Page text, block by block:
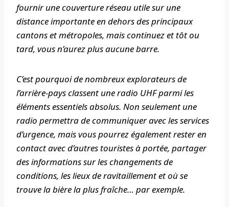
fournir une couverture réseau utile sur une
distance importante en dehors des principaux
cantons et métropoles, mais continuez et tôt ou
tard, vous n’aurez plus aucune barre.
C’est pourquoi de nombreux explorateurs de
l’arrière-pays classent une radio UHF parmi les
éléments essentiels absolus. Non seulement une
radio permettra de communiquer avec les services
d’urgence, mais vous pourrez également rester en
contact avec d’autres touristes à portée, partager
des informations sur les changements de
conditions, les lieux de ravitaillement et où se
trouve la bière la plus fraîche… par exemple.